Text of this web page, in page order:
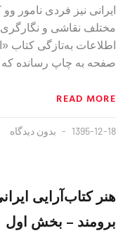
ایرانی نیز فردی نامور
مختلف نقاشی و نگارگری
صفحه به چاپ رسانده
READ MORE
1395-12-18 بدون دیدگاه
هنر كتاب‌آرايی
برومند – بخش اول